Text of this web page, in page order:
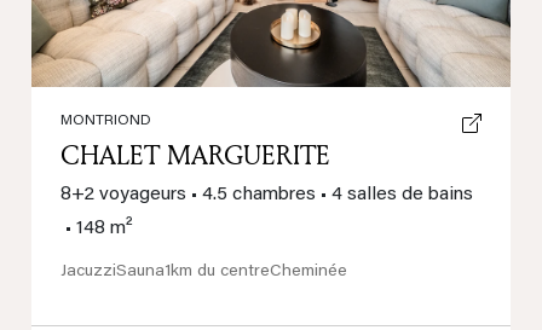
MONTRIOND
CHALET MARGUERITE
8+2 voyageurs • 4.5 chambres • 4 salles de bains
• 148 m²
JacuzziSauna1km du centreCheminée